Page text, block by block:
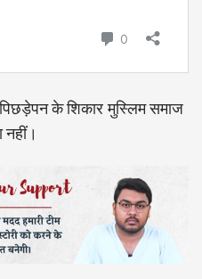
के शिकार मुस्लिम समाज
नहीं।